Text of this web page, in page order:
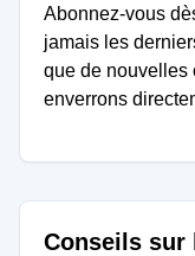
Abonnez-vous
jamais les
que de nouvelles
enverrons
Conseils sur